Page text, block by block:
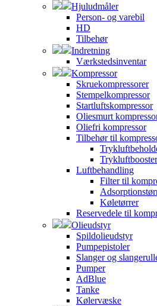
Hjuludmåler
Person- og varebil
HD
Tilbehør
Indretning
Værkstedsinventar
Kompressor
Skruekompressorer
Stempelkompressor
Startluftskompressor
Oliesmurt
Oliefri kompressor
Tilbehør til
Luftbehandling
Filter til
Køletørrer
Reservedele til
Olieudstyr
Spildolieudstyr
Pumpepistoler
Slanger og
Pumper
AdBlue
Tanke
Kølervæske